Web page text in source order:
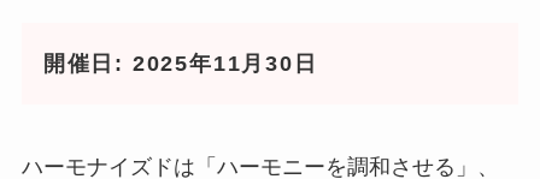
開催日: 2025年11月30日
ハーモナイズドは「ハーモニーを調和させる」、